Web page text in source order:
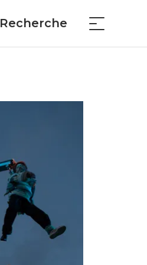
Recherche